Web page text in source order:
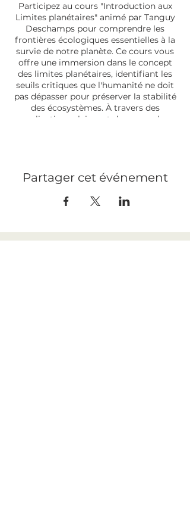
Participez au cours "Introduction aux
Limites planétaires" animé par Tanguy
Deschamps pour comprendre les
frontières écologiques essentielles à la
survie de notre planète. Ce cours vous
offre une immersion dans le concept
des limites planétaires, identifiant les
seuils critiques que l'humanité ne doit
pas dépasser pour préserver la stabilité
des écosystèmes. À travers des
explications claires et des exemples
environnementaux majeurs et les
solutions pour un avenir résilient et
équilibré.
Partager cet événement